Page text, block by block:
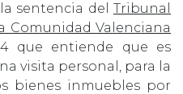
sentencia del Tribunal
Comunidad Valenciana
que entiende que es
visita personal, para la
bienes inmuebles por